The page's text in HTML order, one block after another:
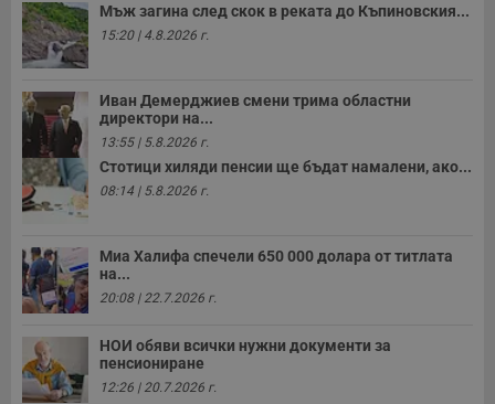
Мъж загина след скок в реката до Къпиновския...
15:20 | 4.8.2026 г.
Иван Демерджиев смени трима областни
директори на...
13:55 | 5.8.2026 г.
Стотици хиляди пенсии ще бъдат намалени, ако...
08:14 | 5.8.2026 г.
Миа Халифа спечели 650 000 долара от титлата
на...
20:08 | 22.7.2026 г.
НОИ обяви всички нужни документи за
пенсиониране
12:26 | 20.7.2026 г.